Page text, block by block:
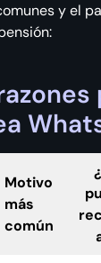
y el
Motivo
más
común